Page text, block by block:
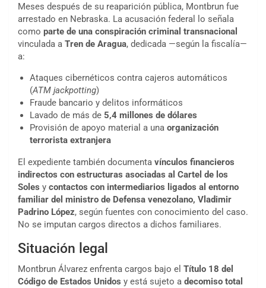
Meses después de su reaparición pública, Montbrun fue
arrestado en Nebraska. La acusación federal lo señala
como parte de una conspiración criminal transnacional
vinculada a Tren de Aragua, dedicada —según la fiscalía—
a:
Ataques cibernéticos contra cajeros automáticos
(ATM jackpotting)
Fraude bancario y delitos informáticos
Lavado de más de 5,4 millones de dólares
Provisión de apoyo material a una organización
terrorista extranjera
El expediente también documenta vínculos financieros
indirectos con estructuras asociadas al Cartel de los
Soles y contactos con intermediarios ligados al entorno
familiar del ministro de Defensa venezolano, Vladimir
Padrino López, según fuentes con conocimiento del caso.
No se imputan cargos directos a dichos familiares.
Situación legal
Montbrun Álvarez enfrenta cargos bajo el Título 18 del
Código de Estados Unidos y está sujeto a decomiso total